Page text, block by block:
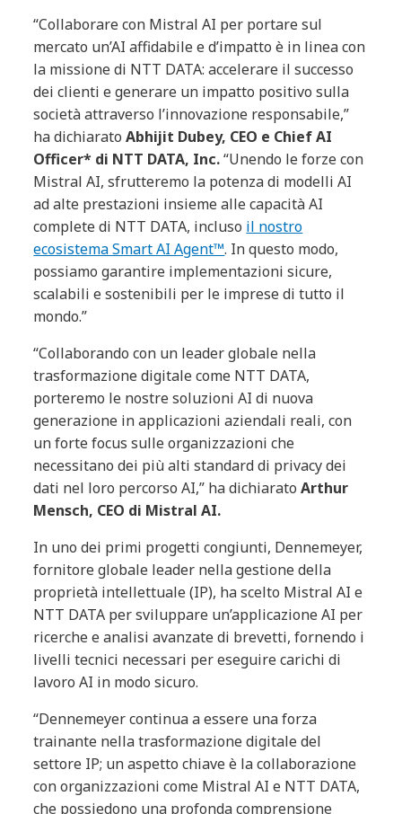
“Collaborare con Mistral AI per portare sul
mercato un’AI affidabile e d’impatto è in linea con
la missione di NTT DATA: accelerare il successo
dei clienti e generare un impatto positivo sulla
società attraverso l’innovazione responsabile,”
ha dichiaratoAbhijit Dubey, CEO e Chief AI
Officer* di NTT DATA, Inc.“Unendo le forze con
Mistral AI, sfrutteremo la potenza di modelli AI
ad alte prestazioni insieme alle capacità AI
complete di NTT DATA, incluso il nostro
ecosistema Smart AI Agent™. In questo modo,
possiamo garantire implementazioni sicure,
scalabili e sostenibili per le imprese di tutto il
mondo.”
“Collaborando con un leader globale nella
trasformazione digitale come NTT DATA,
porteremo le nostre soluzioni AI di nuova
generazione in applicazioni aziendali reali, con
un forte focus sulle organizzazioni che
necessitano dei più alti standard di privacy dei
dati nel loro percorso AI,” ha dichiaratoArthur
Mensch, CEO di Mistral AI.
In uno dei primi progetti congiunti, Dennemeyer,
fornitore globale leader nella gestione della
proprietà intellettuale (IP), ha scelto Mistral AI e
NTT DATA per sviluppare un’applicazione AI per
ricerche e analisi avanzate di brevetti, fornendo i
livelli tecnici necessari per eseguire carichi di
lavoro AI in modo sicuro.
“Dennemeyer continua a essere una forza
trainante nella trasformazione digitale del
settore IP; un aspetto chiave è la collaborazione
con organizzazioni come Mistral AI e NTT DATA,
che possiedono una profonda comprensione